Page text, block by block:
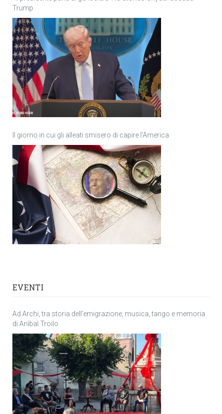
Trump
Il giorno in cui gli alleati smisero di capire l’America
EVENTI
Ad Archi, tra storia dell’emigrazione, musica, tango e memoria
di Anìbal Troilo